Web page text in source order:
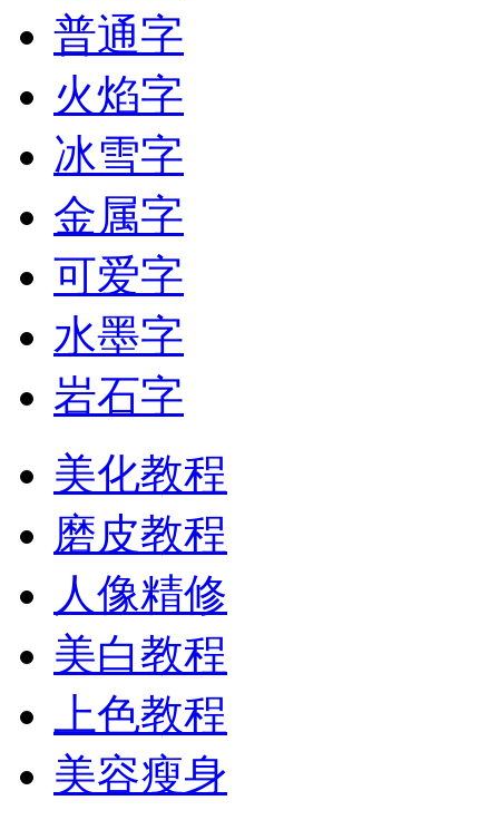
普通字
火焰字
冰雪字
金属字
可爱字
水墨字
岩石字
美化教程
磨皮教程
人像精修
美白教程
上色教程
美容瘦身